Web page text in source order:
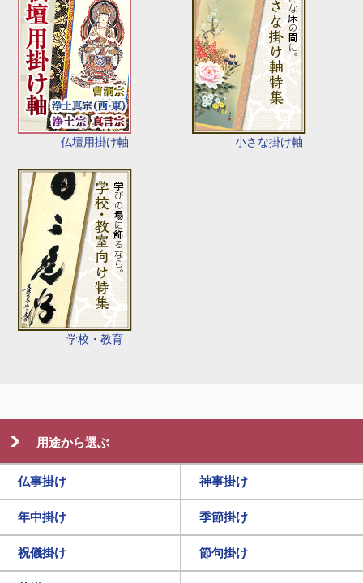
仏壇用掛け軸 小さな掛け軸
学校・教育
用途から選ぶ
仏事掛け 神事掛け
年中掛け 季節掛け
祝儀掛け 節句掛け